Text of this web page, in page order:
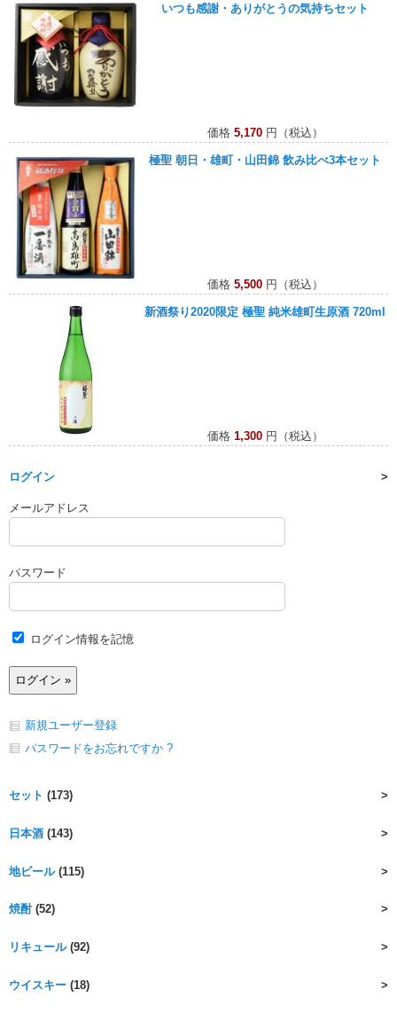
いつも感謝・ありがとうの気持ちセット
価格 5,170円（税込）
極聖 朝日・雄町・山田錦 飲み比べ3本セット
価格 5,500円（税込）
新酒祭り2020限定 極聖 純米雄町生原酒 720ml
価格 1,300円（税込）
ログイン
メールアドレス
パスワード
ログイン情報を記憶
新規ユーザー登録
パスワードをお忘れですか ?
セット (173)
日本酒 (143)
地ビール(115)
焼酎(52)
リキュール(92)
ウイスキー (18)